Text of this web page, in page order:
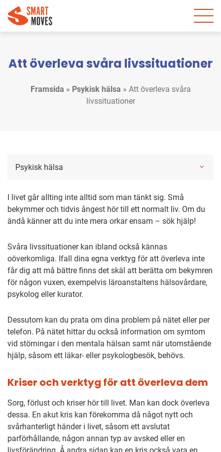
Att överleva svåra livssituationer
Framsida » Psykisk hälsa » Att överleva svåra
livssituationer
Psykisk hälsa
I livet går allting inte alltid som man tänkt sig. Små
bekymmer och tidvis ångest hör till ett normalt liv. Om du
ändå känner att du inte mera orkar ensam – sök hjälp!
Svåra livssituationer kan ibland också kännas
oöverkomliga. Ifall dina egna verktyg för att överleva inte
får dig att må bättre finns det skäl att berätta om bekymren
för någon vuxen, exempelvis läroanstaltens hälsovårdare,
psykolog eller kurator.
Dessutom kan du prata om dina problem på nätet eller per
telefon. På nätet hittar du också information om symtom
vid störningar i den mentala hälsan samt när utomstående
hjälp, såsom ett läkar- eller psykologbesök, behövs.
Kriser och verktyg för att överleva dem
Sorg, förlust och kriser hör till livet. Man kan dock överleva
dessa. En akut kris kan förekomma då något nytt och
svårhanterligt händer i livet, såsom ett avslutat
parförhållande, någon annan typ av avsked eller en